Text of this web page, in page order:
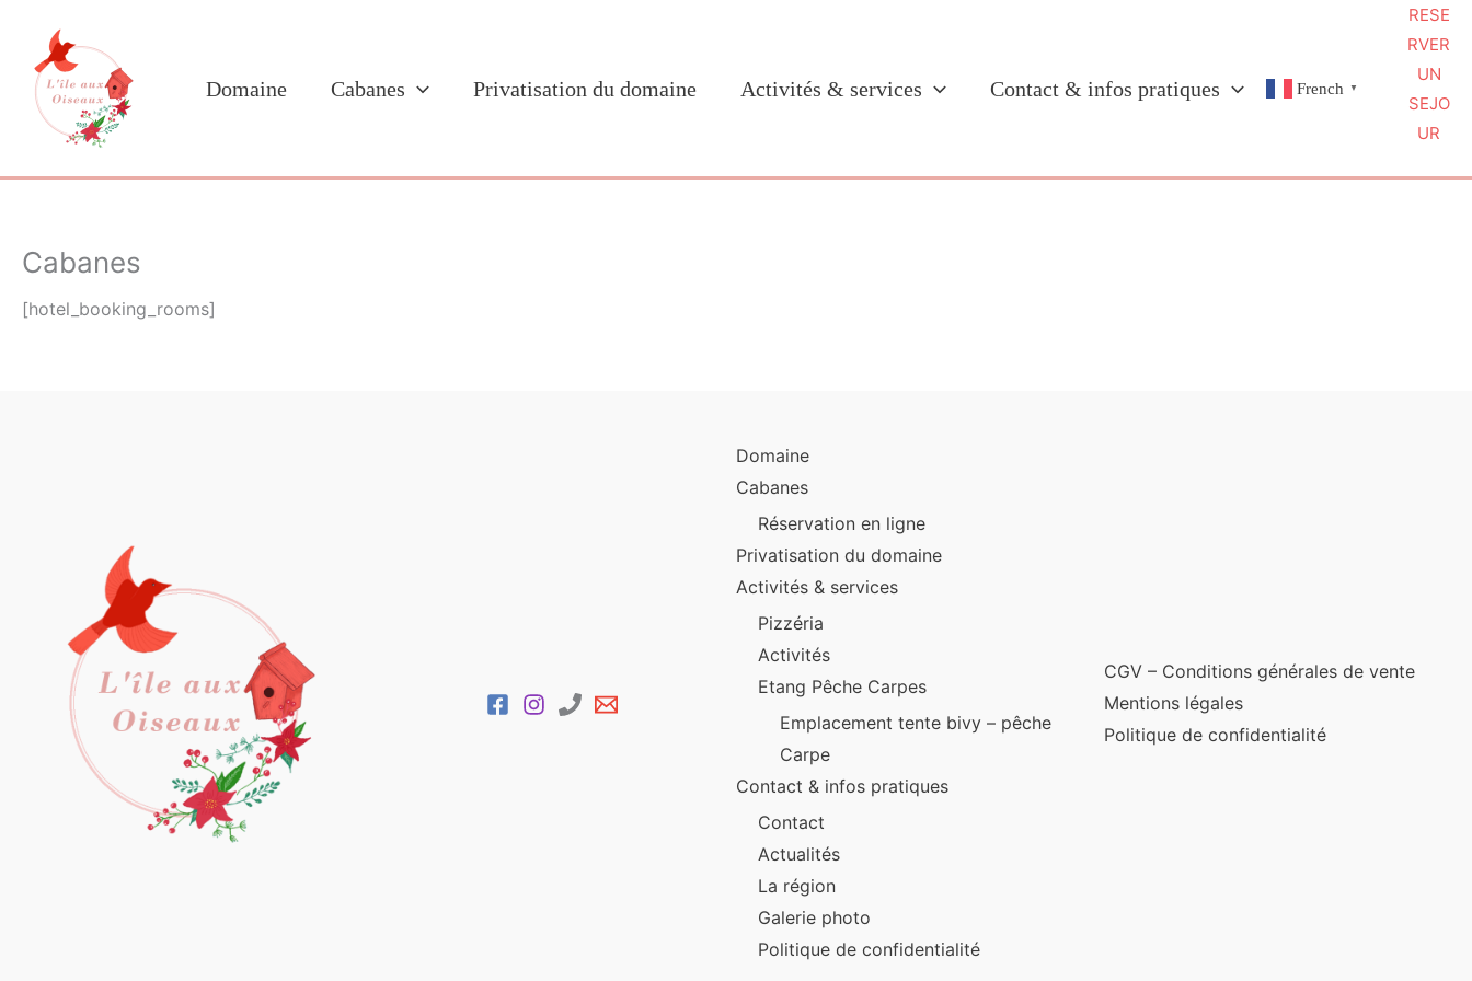
contenu
Domaine Cabanes Privatisation du domaine Activités & services Contact & infos pratiques French ▼
RESE
RVER
UN
SEJO
UR
Cabanes
[hotel_booking_rooms]
Domaine
Cabanes
Réservation en ligne
Privatisation du domaine
Activités & services
Pizzéria
Activités
Etang Pêche Carpes
Emplacement tente bivy – pêche
Carpe
Contact & infos pratiques
Contact
Actualités
La région
Galerie photo
Politique de confidentialité
CGV – Conditions générales de vente
Mentions légales
Politique de confidentialité